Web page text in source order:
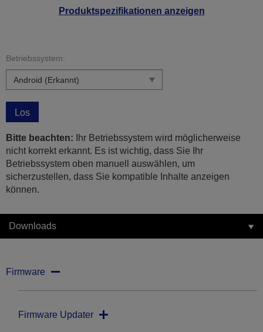
Produktspezifikationen anzeigen
Betriebssystem:
Los
Bitte beachten: Ihr Betriebssystem wird möglicherweise
nicht korrekt erkannt. Es ist wichtig, dass Sie Ihr
Betriebssystem oben manuell auswählen, um
sicherzustellen, dass Sie kompatible Inhalte anzeigen
können.
Downloads
Firmware
Firmware Updater